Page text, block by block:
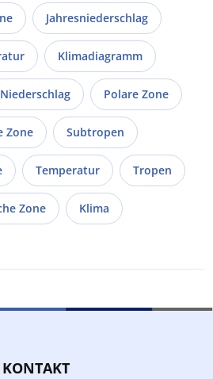
Jahresniederschlag
Klimadiagramm
Niederschlag Polare Zone
Zone Subtropen
Temperatur Tropen
Zone Klima
KONTAKT